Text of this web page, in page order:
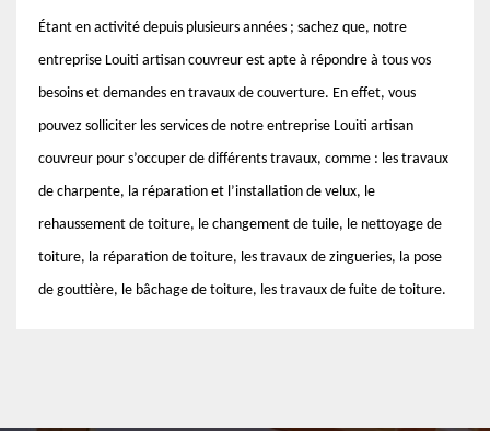
Étant en activité depuis plusieurs années ; sachez que, notre
entreprise Louiti artisan couvreur est apte à répondre à tous vos
besoins et demandes en travaux de couverture. En effet, vous
pouvez solliciter les services de notre entreprise Louiti artisan
couvreur pour s’occuper de différents travaux, comme : les travaux
de charpente, la réparation et l’installation de velux, le
rehaussement de toiture, le changement de tuile, le nettoyage de
toiture, la réparation de toiture, les travaux de zingueries, la pose
de gouttière, le bâchage de toiture, les travaux de fuite de toiture.